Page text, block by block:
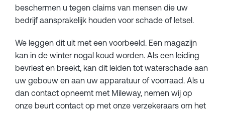
beschermen u tegen claims van mensen die uw
bedrijf aansprakelijk houden voor schade of letsel.
We leggen dit uit met een voorbeeld. Een magazijn
kan in de winter nogal koud worden. Als een leiding
bevriest en breekt, kan dit leiden tot waterschade aan
uw gebouw en aan uw apparatuur of voorraad. Als u
dan contact opneemt met Mileway, nemen wij op
onze beurt contact op met onze verzekeraars om het